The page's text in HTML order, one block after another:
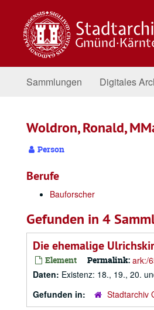
springen
Sammlungen Digitales
Woldron, Ronald,
Person
Berufe
Bauforscher
Gefunden in 4
Die ehemalige
Element Permalink: ark:/
Daten: Existenz: 18., 19., 20.
Gefunden in:
Stadtarchiv